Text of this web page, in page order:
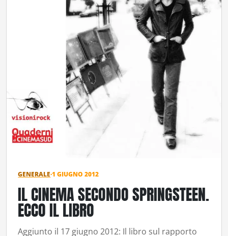
GENERALE·1 GIUGNO 2012
IL CINEMA SECONDO SPRINGSTEEN.
ECCO IL LIBRO
Aggiunto il 17 giugno 2012: Il libro sul rapporto